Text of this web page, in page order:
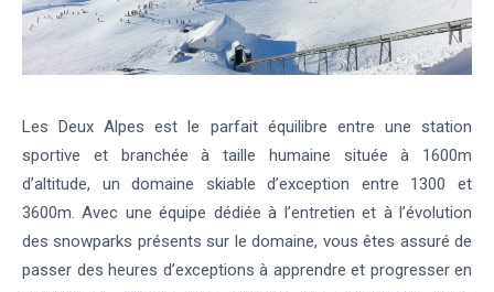
Les Deux Alpes est le parfait équilibre entre une station
sportive et branchée à taille humaine située à 1600m
d’altitude, un domaine skiable d’exception entre 1300 et
3600m.Avec une équipe dédiée à l’entretien et à l’évolution
des snowparks présents sur le domaine, vous êtes assuré de
passer des heures d’exceptions à apprendre et progresser en